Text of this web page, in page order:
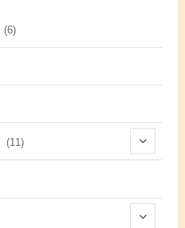
(6)
(11)